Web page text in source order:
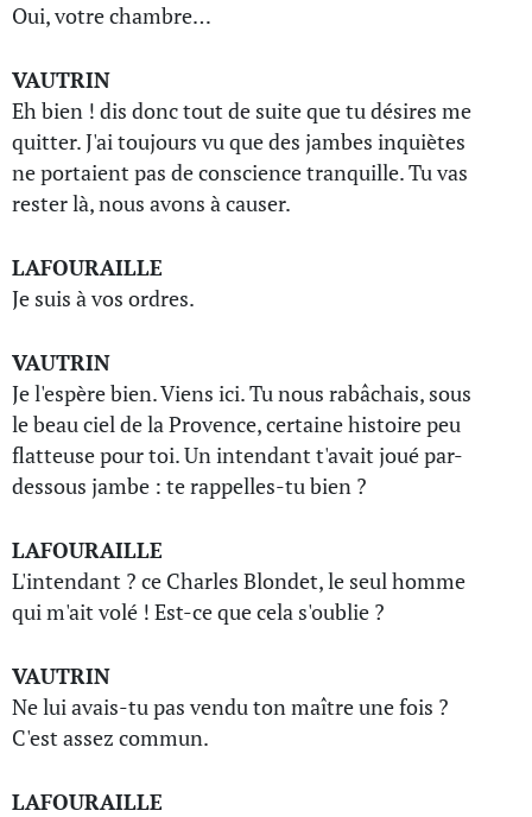
Oui, votre chambre…
VAUTRIN
Eh bien ! dis donc tout de suite que tu désires me
quitter. J'ai toujours vu que des jambes inquiètes
ne portaient pas de conscience tranquille. Tu vas
rester là, nous avons à causer.
LAFOURAILLE
Je suis à vos ordres.
VAUTRIN
Je l'espère bien. Viens ici. Tu nous rabâchais, sous
le beau ciel de la Provence, certaine histoire peu
flatteuse pour toi. Un intendant t'avait joué par-
dessous jambe : te rappelles-tu bien ?
LAFOURAILLE
L'intendant ? ce Charles Blondet, le seul homme
qui m'ait volé ! Est-ce que cela s'oublie ?
VAUTRIN
Ne lui avais-tu pas vendu ton maître une fois ?
C'est assez commun.
LAFOURAILLE